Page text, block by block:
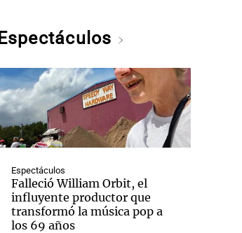
Espectáculos
Espectáculos
Falleció William Orbit, el
influyente productor que
transformó la música pop a
los 69 años